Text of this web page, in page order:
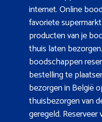
internet. Online
favoriete
producten van je
thuis laten
boodschappen
bestelling te
bezorgen in België
thuisbezorgen van
geregeld. Reserveer